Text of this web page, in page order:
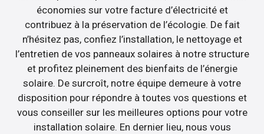
économies sur votre facture d’électricité et
contribuez à la préservation de l’écologie. De fait
n’hésitez pas, confiez l’installation, le nettoyage et
l’entretien de vos panneaux solaires à notre structure
et profitez pleinement des bienfaits de l’énergie
solaire. De surcroît, notre équipe demeure à votre
disposition pour répondre à toutes vos questions et
vous conseiller sur les meilleures options pour votre
installation solaire. En dernier lieu, nous vous